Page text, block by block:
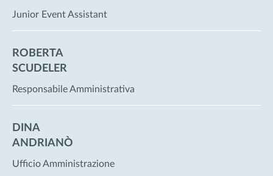
Junior Event Assistant
ROBERTA
SCUDELER
Responsabile Amministrativa
DINA
ANDRIANÒ
Ufficio Amministrazione